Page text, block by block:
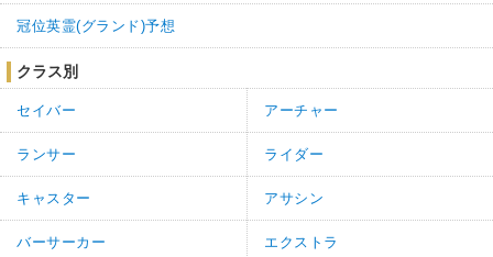
冠位英霊(グランド)予想
クラス別
セイバー アーチャー
ランサー ライダー
キャスター アサシン
バーサーカー エクストラ